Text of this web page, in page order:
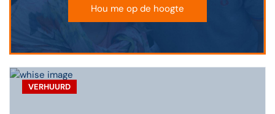
Hou me op de hoogte
VERHUURD